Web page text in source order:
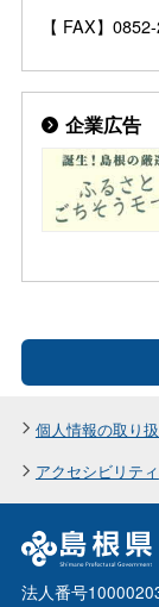
【 FAX】
企業広告
個人情報の取り
アクセシビリティ
法人番号